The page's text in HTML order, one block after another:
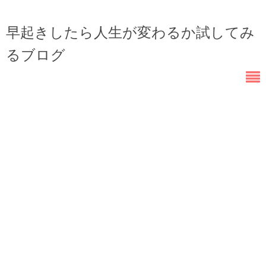
早起きしたら人生が変わるか試してみ
るブログ